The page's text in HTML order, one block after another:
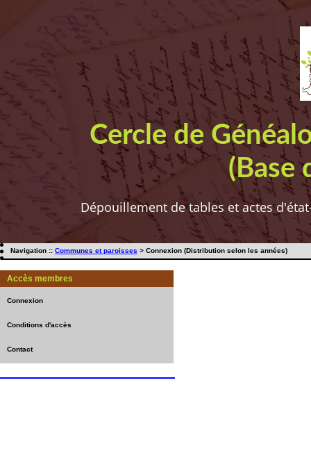
Cercle de
(Base
Dépouillement de tables et actes
Navigation :: Communes et paroisses > Connexion (Distribution selon les années)
Accès membres
Connexion
Conditions d'accès
Contact